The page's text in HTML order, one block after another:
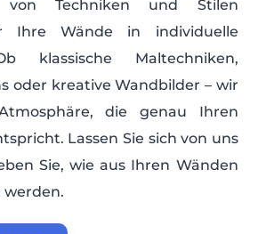
von Techniken und Stilen
Ihre Wände in individuelle
klassische Maltechniken,
oder kreative Wandbilder – wir
die genau Ihren
Lassen Sie sich von uns
Sie, wie aus Ihren Wänden
werden.